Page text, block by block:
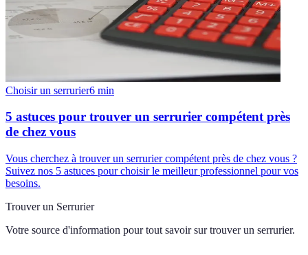
Choisir un serrurier6 min
5 astuces pour trouver un serrurier compétent près
de chez vous
Vous cherchez à trouver un serrurier compétent près de chez vous ?
Suivez nos 5 astuces pour choisir le meilleur professionnel pour vos
besoins.
Trouver un Serrurier
Votre source d'information pour tout savoir sur trouver un serrurier.